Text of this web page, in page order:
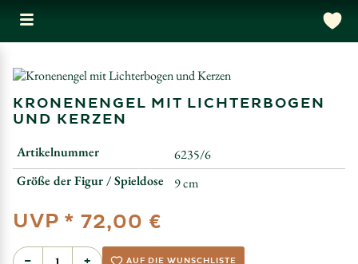
KRONENENGEL MIT LICHTERBOGEN
UND KERZEN
Artikelnummer
6235/6
Größe der Figur / Spieldose
9 cm
UVP * 72,00 €
AUF DIE WUNSCHLISTE